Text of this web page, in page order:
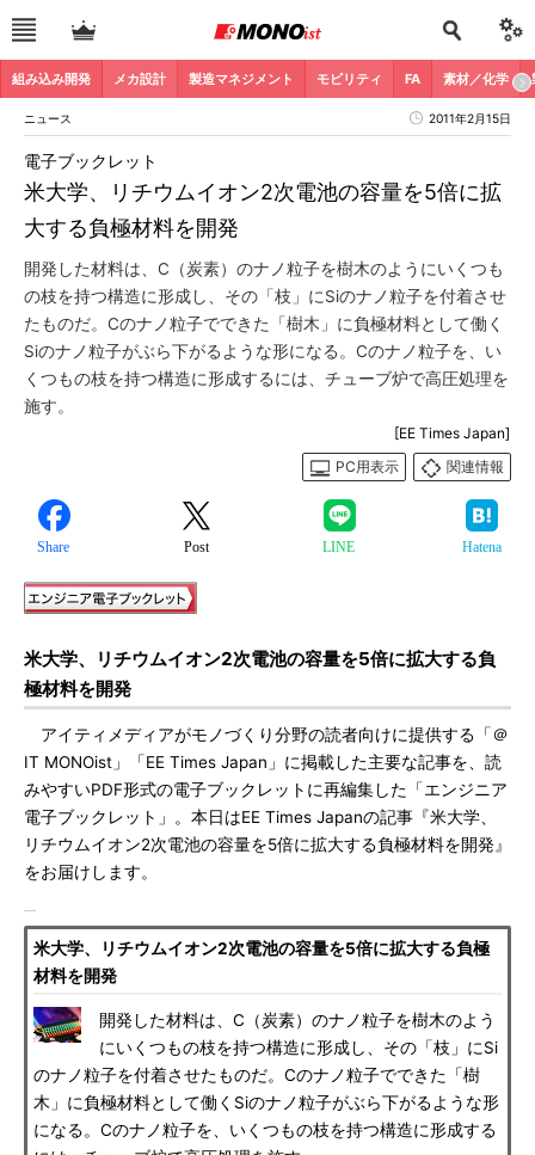
組み込み開発 メカ設計 製造マネジメント モビリティ FA 素材／化学
ニュース 2011年2月15日
米大学、リチウムイオン2次電池の容量を5倍に拡
大する負極材料を開発
電子ブックレット
開発した材料は、C（炭素）のナノ粒子を樹木のようにいくつも
の枝を持つ構造に形成し、その「枝」にSiのナノ粒子を付着させ
たものだ。Cのナノ粒子でできた「樹木」に負極材料として働く
Siのナノ粒子がぶら下がるような形になる。Cのナノ粒子を、い
くつもの枝を持つ構造に形成するには、チューブ炉で高圧処理を
施す。
[EE Times Japan]
PC用表示
関連情報
Share Post LINE Hatena
米大学、リチウムイオン2次電池の容量を5倍に拡大する負
極材料を開発
アイティメディアがモノづくり分野の読者向けに提供する「＠
IT MONOist」「EE Times Japan」に掲載した主要な記事を、読
みやすいPDF形式の電子ブックレットに再編集した「エンジニア
電子ブックレット」。本日はEE Times Japanの記事『米大学、
リチウムイオン2次電池の容量を5倍に拡大する負極材料を開発』
をお届けします。
米大学、リチウムイオン2次電池の容量を5倍に拡大する負極
材料を開発
開発した材料は、C（炭素）のナノ粒子を樹木のよう
にいくつもの枝を持つ構造に形成し、その「枝」にSi
のナノ粒子を付着させたものだ。Cのナノ粒子でできた「樹
木」に負極材料として働くSiのナノ粒子がぶら下がるような形
になる。Cのナノ粒子を、いくつもの枝を持つ構造に形成する